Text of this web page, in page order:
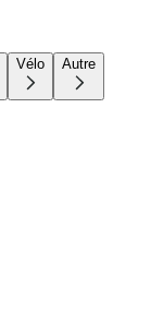
Vélo Autre